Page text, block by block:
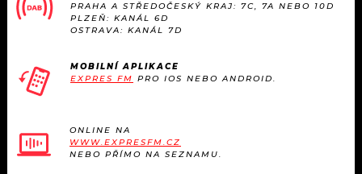
KVÍZY
TRENDY
KULTURA
PLAYLIST
JAK NALADIT
PRAHA A STŘEDOČESKÝ KRAJ: 7C, 7A NEBO 10D
PLZEŇ: KANÁL 6D
OSTRAVA: KANÁL 7D
MOBILNÍ APLIKACE
EXPRES FM PRO IOS NEBO ANDROID.
ONLINE NA
WWW.EXPRESFM.CZ
NEBO PŘÍMO NA SEZNAMU.